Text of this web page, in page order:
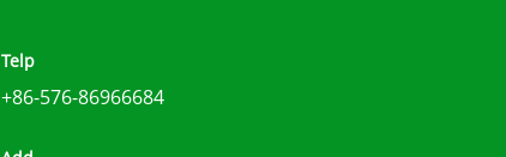
Telp
+86-576-86966684